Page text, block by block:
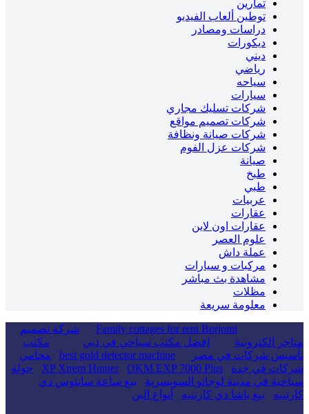
تمارين
توطين ألعاب الفيديو
دراسات ومصادر
ديكورات
ديني
رياضي
سياحه
سيارات
شركات تسليك مجاري
شركات تصميم مواقع
شركات صيانة ونظافة
شركات عزل الفوم
صيانة
طبخ
طبي
عربيات
عقارات
عقارات اون لاين
علوم العصر
عملة داش
مركبات و سيارات
مشاهدة بث مباشر
مظلات
معلومة سريعة
Family cottages for rent Borjomi
شركة تصميم
متاجر الكترونية
افضل مكتب سياحي في دبي
مكتب
تأسيس شركات في مصر
best gold detector machine
محامي
شركات في جدة
XP Xtrem Hunter OKM EXP 7000 Plus
جولة
سياحية في مدينة لوجانو السويسرية
بيع ساعة سانتوس دي
كارتييه
بيع باشا دي كارتييه أنواع البن